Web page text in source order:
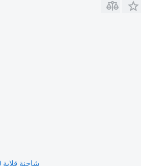
شاحنة قلابة Volvo FMX 410